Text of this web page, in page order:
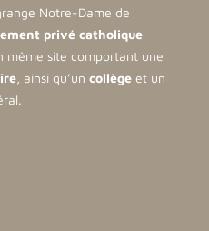
Notre-Dame de
privé catholique
même site comportant une
, ainsi qu’un collègeet un